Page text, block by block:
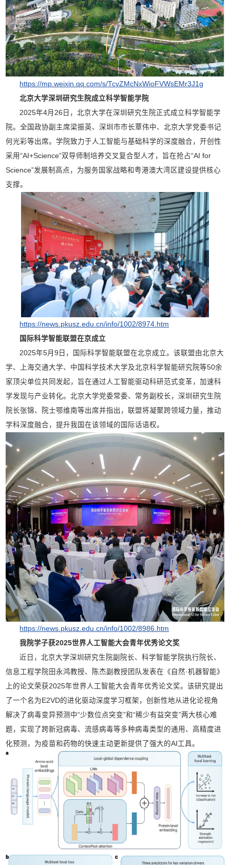
https://mp.weixin.qq.com/s/TcvZMcNxWioFVWsEMr3J1g
北京大学深圳研究生院成立科学智能学院
2025年4月26日，北京大学在深圳研究生院正式成立科学智能学
院。全国政协副主席梁振英、深圳市市长覃伟中、北京大学党委书记
何光彩等出席。学院致力于人工智能与基础科学的深度融合，开创性
采用“AI+Science”双导师制培养交叉复合型人才，旨在抢占“AI for
Science”发展制高点，为服务国家战略和粤港澳大湾区建设提供核心
支撑。
https://news.pkusz.edu.cn/info/1002/8974.htm
国际科学智能联盟在京成立
2025年5月9日，国际科学智能联盟在北京成立。该联盟由北京大
学、上海交通大学、中国科学技术大学及北京科学智能研究院等50余
家顶尖单位共同发起 ，旨在通过人工智能驱动科研范式变革，加速科
学发现与产业转化。北京大学党委常委、常务副校长，深圳研究生院
院长张锦、院士鄂维南等出席并指出，联盟将凝聚跨领域力量，推动
学科深度融合，提升我国在该领域的国际话语权。
https://news.pkusz.edu.cn/info/1002/8986.htm
我院学子获2025世界人工智能大会青年优秀论文奖
近日，北京大学深圳研究生院副院长、科学智能学院执行院长、
信息工程学院田永鸿教授、陈杰副教授团队发表在《自然·机器智能》
上的论文荣获2025年世界人工智能大会青年优秀论文奖。该研究提出
了一个名为E2VD的进化驱动深度学习框架，创新性地从进化论视角
解决了病毒变异预测中“少数位点突变”和“稀少有益突变”两大核心难
题，实现了跨新冠病毒、流感病毒等多种病毒类型的通用、高精度进
化预测，为疫苗和药物的快速主动更新提供了强大的AI工具。